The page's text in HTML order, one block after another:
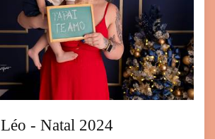
Léo - Natal 2024